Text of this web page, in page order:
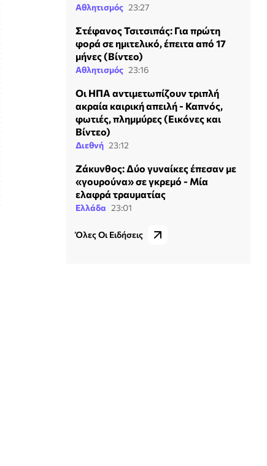
Αθλητισμός 23:27
Στέφανος Τσιτσιπάς: Για πρώτη
φορά σε ημιτελικό, έπειτα από 17
μήνες (Βίντεο)
Αθλητισμός 23:16
Οι ΗΠΑ αντιμετωπίζουν τριπλή
ακραία καιρική απειλή - Καπνός,
φωτιές, πλημμύρες (Εικόνες και
Βίντεο)
Διεθνή 23:12
Ζάκυνθος: Δύο γυναίκες έπεσαν με
«γουρούνα» σε γκρεμό - Μία
ελαφρά τραυματίας
Ελλάδα 23:01
Όλες Οι Ειδήσεις